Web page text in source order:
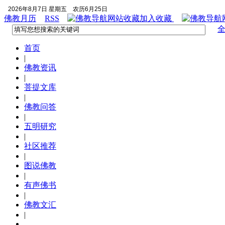
2026年8月7日 星期五 农历6月25日
佛教月历 RSS 加入收藏
首页
|
佛教资讯
|
菩提文库
|
佛教问答
|
五明研究
|
社区推荐
|
图说佛教
|
有声佛书
|
佛教文汇
|